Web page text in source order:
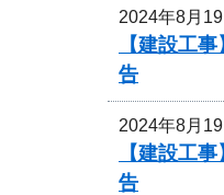
2024年8月
【建設工
告
2024年8月
【建設工
告